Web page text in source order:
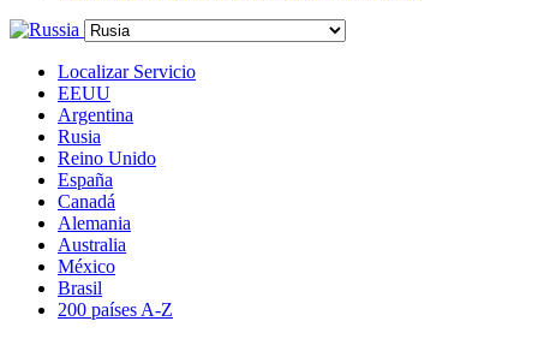
Localizar Servicio
EEUU
Argentina
Rusia
Reino Unido
España
Canadá
Alemania
Australia
México
Brasil
200 países A-Z